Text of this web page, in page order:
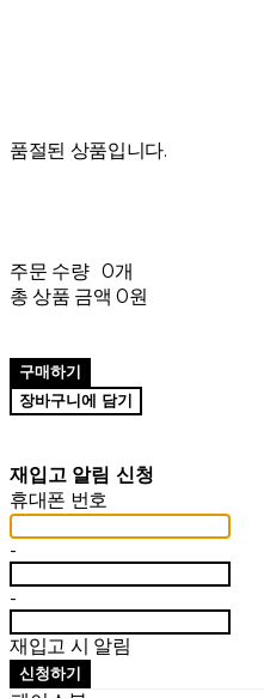
품절된 상품입니다.
주문 수량 0개
총 상품 금액 0원
구매하기
장바구니에 담기
재입고 알림 신청
휴대폰 번호
-
-
재입고 시 알림
신청하기